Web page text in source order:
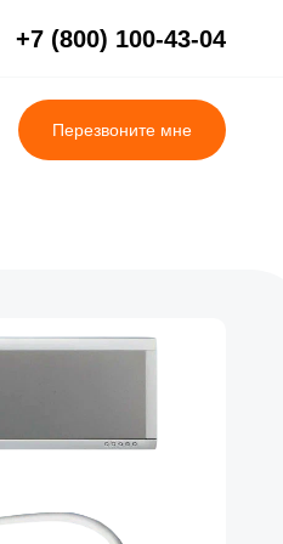
+7 (800) 100-43-04
Перезвоните мне